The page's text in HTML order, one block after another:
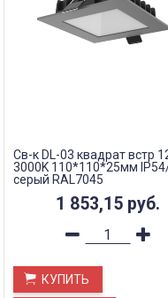
Св-к DL-03 квадрат встр
3000K 110*110*25мм
серый RAL7045
1 853,15 руб.
КУПИТЬ